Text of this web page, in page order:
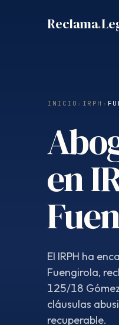
Reclama.
INICIO › IRPH ›
en
El IRPH ha
Fuengirola,
125/18
cláusulas
recuperable.